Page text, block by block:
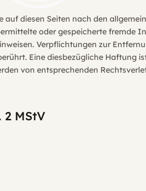
diesen Seiten nach den
oder gespeicherte fremde
Verpflichtungen zur
Eine diesbezügliche Haftung
von entsprechenden
MStV